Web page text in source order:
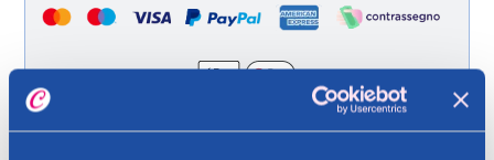
Spedizione gratuita a partire da 49 €